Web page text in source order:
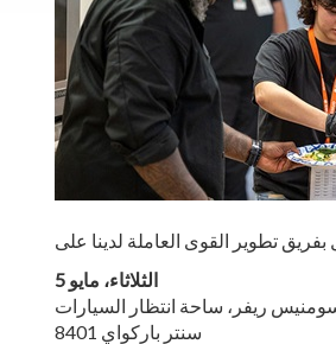
الثلاثاء، مايو 5
8401 سنتر باركواي